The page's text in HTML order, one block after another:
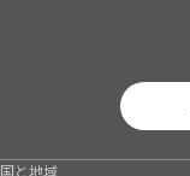
国と地域